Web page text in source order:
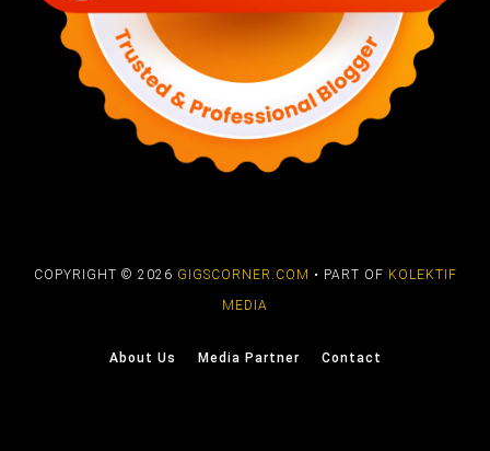
COPYRIGHT © 2026 GIGSCORNER.COM • PART OF KOLEKTIF
MEDIA
About Us Media Partner Contact